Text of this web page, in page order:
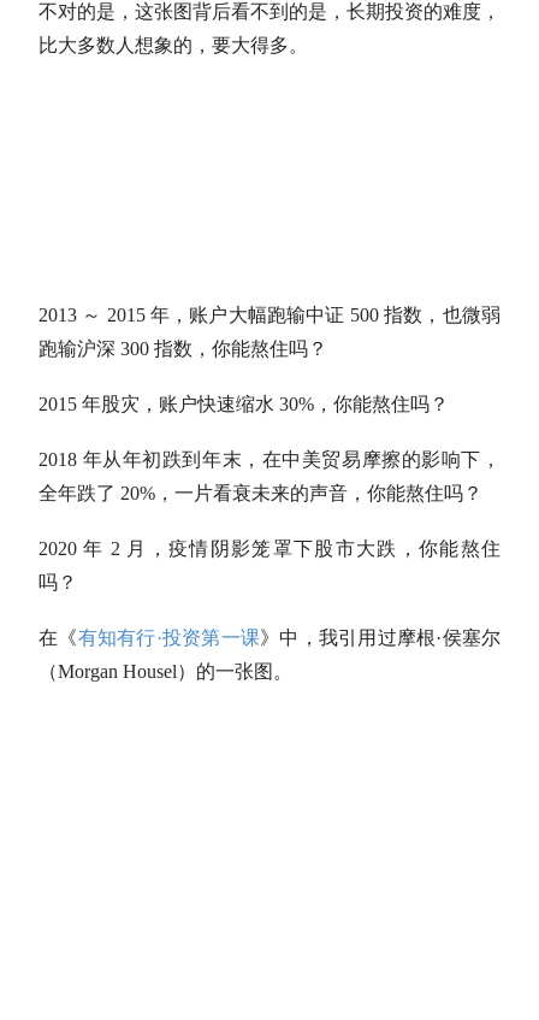
不对的是，这张图背后看不到的是， 长期投资的难度，
比大多数人想象的，要大得多。
2013 ～ 2015 年，账户大幅跑输中证 500 指数，也微弱
跑输沪深 300 指数，你能熬住吗？
2015 年股灾，账户快速缩水 30%，你能熬住吗？
2018 年从年初跌到年末，在中美贸易摩擦的影响下，
全年跌了 20%，一片看衰未来的声音，你能熬住吗？
2020 年 2 月，疫情阴影笼罩下股市大跌，你能熬住
吗？
在《有知有行·投资第一课》中，我引用过摩根·侯塞尔
（Morgan Housel）的一张图。